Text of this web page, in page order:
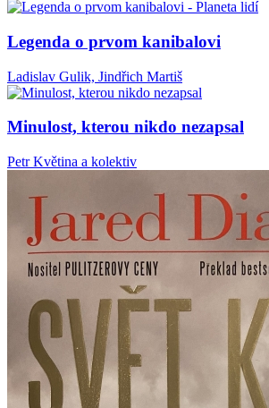
Legenda o prvom kanibalovi
Ladislav Gulik, Jindřich Martiš
Minulost, kterou nikdo nezapsal
Petr Květina a kolektiv